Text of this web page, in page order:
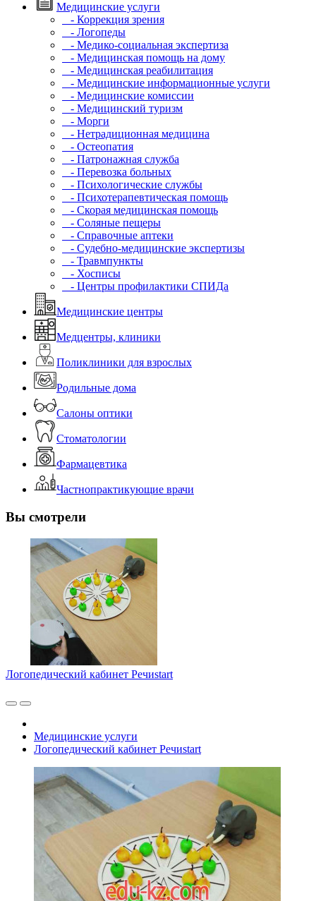
Медицинские услуги
- Коррекция зрения
- Логопеды
- Медико-социальная экспертиза
- Медицинская помощь на дому
- Медицинская реабилитация
- Медицинские информационные услуги
- Медицинские комиссии
- Медицинский туризм
- Морги
- Нетрадиционная медицина
- Остеопатия
- Патронажная служба
- Перевозка больных
- Психологические службы
- Психотерапевтическая помощь
- Скорая медицинская помощь
- Соляные пещеры
- Справочные аптеки
- Судебно-медицинские экспертизы
- Травмпункты
- Хосписы
- Центры профилактики СПИДа
Медицинские центры
Медцентры, клиники
Поликлиники для взрослых
Родильные дома
Салоны оптики
Стоматологии
Фармацевтика
Частнопрактикующие врачи
Вы смотрели
Логопедический кабинет Речиstart
Медицинские услуги
Логопедический кабинет Речиstart